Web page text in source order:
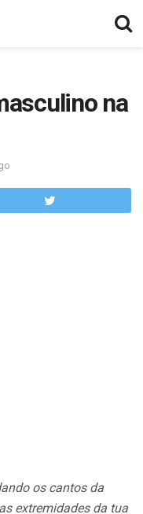
na
os cantos da
extremidades da tua